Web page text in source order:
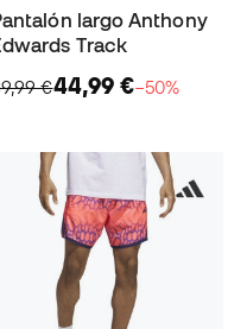
largo Anthony
Track
€44,99 €−50%